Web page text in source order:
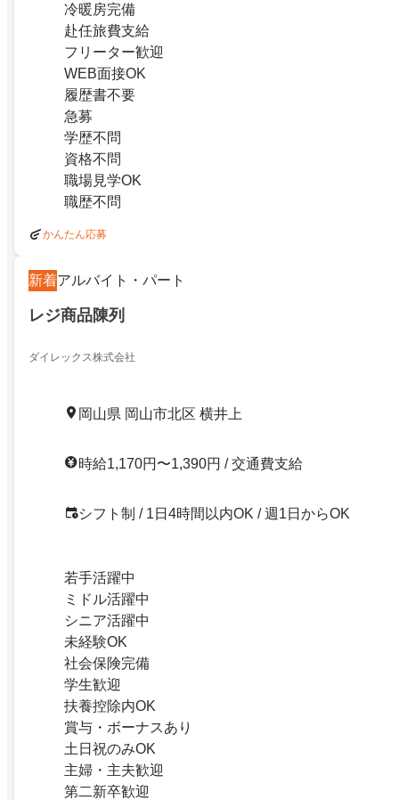
冷暖房完備
赴任旅費支給
フリーター歓迎
WEB面接OK
履歴書不要
急募
学歴不問
資格不問
職場見学OK
職歴不問
かんたん応募
新着アルバイト・パート
レジ商品陳列
ダイレックス株式会社
岡山県 岡山市北区 横井上
時給1,170円〜1,390円 / 交通費支給
シフト制 / 1日4時間以内OK / 週1日からOK
若手活躍中
ミドル活躍中
シニア活躍中
未経験OK
社会保険完備
学生歓迎
扶養控除内OK
賞与・ボーナスあり
土日祝のみOK
主婦・主夫歓迎
第二新卒歓迎